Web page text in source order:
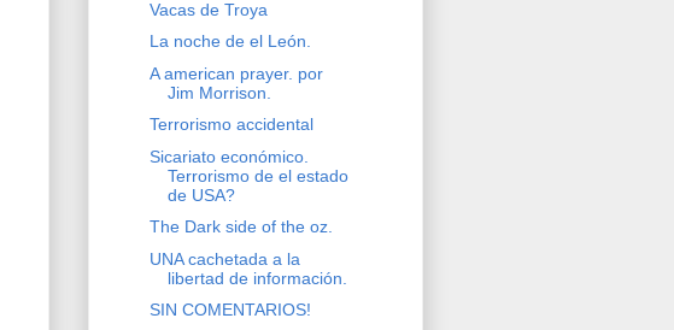
Vacas de Troya
La noche de el León.
A american prayer. por
Jim Morrison.
Terrorismo accidental
Sicariato económico.
Terrorismo de el estado
de USA?
The Dark side of the oz.
UNA cachetada a la
libertad de información.
SIN COMENTARIOS!